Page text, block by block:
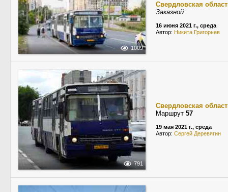
1009
Свердловская
Заказной
16 июня 2021 г., среда
Автор: Никита Григорьев
791
Свердловская
Маршрут 57
19 мая 2021 г., среда
Автор: Сергей Деревягин